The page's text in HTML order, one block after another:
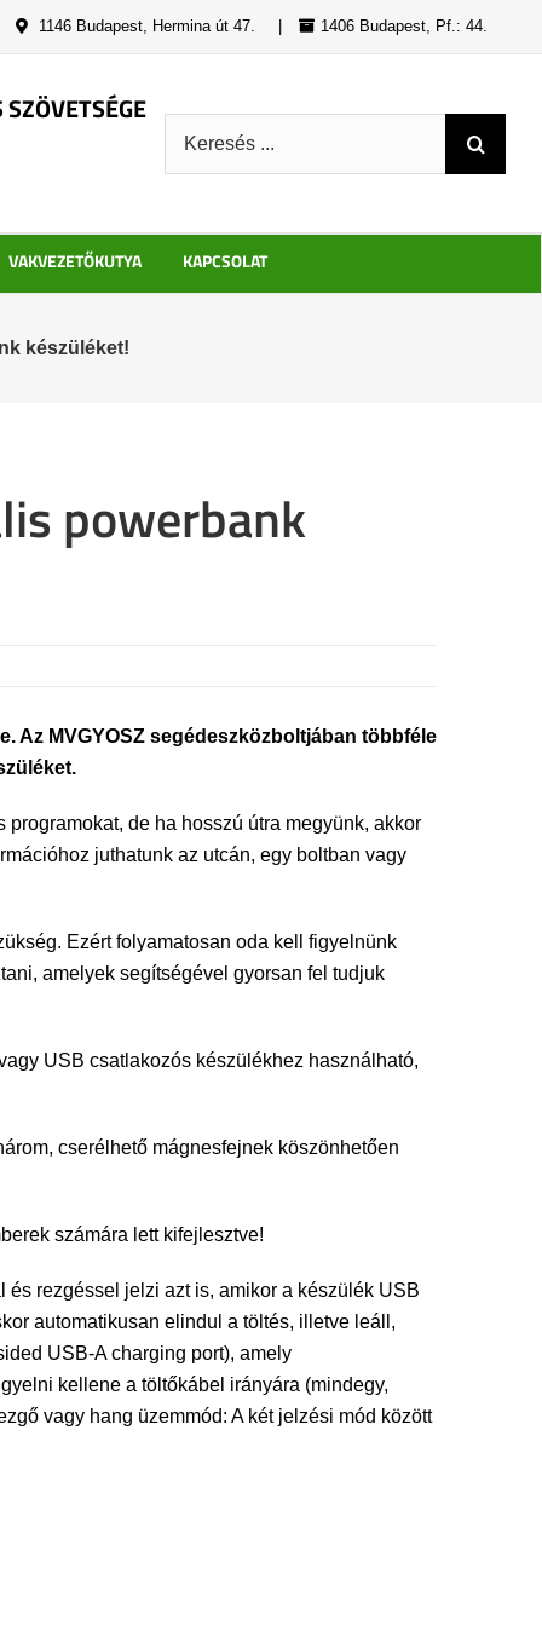
1146 Budapest, Hermina út 47. 1406 Budapest, Pf.: 44.
VAKVEZETŐKUTYA KAPCSOLAT
készüléket!
powerbank
Az MVGYOSZ segédeszközboltjában többféle
de ha hosszú útra megyünk, akkor
juthatunk az utcán, egy boltban vagy
Ezért folyamatosan oda kell figyelnünk
amelyek segítségével gyorsan fel tudjuk
USB csatlakozós készülékhez használható,
cserélhető mágnesfejnek köszönhetően
számára lett kifejlesztve!
rezgéssel jelzi azt is, amikor a készülék USB
automatikusan elindul a töltés, illetve leáll,
USB-A charging port), amely
kellene a töltőkábel irányára (mindegy,
vagy hang üzemmód: A két jelzési mód között